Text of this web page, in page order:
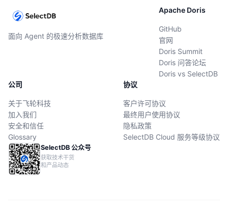
面向 Agent 的极速分析数据库
Apache Doris
GitHub
官网
Doris Summit
Doris 问答论坛
Doris vs SelectDB
公司
关于飞轮科技
加入我们
安全和信任
Glossary
协议
客户许可协议
最终用户使用协议
隐私政策
SelectDB Cloud 服务等级协议
SelectDB 公众号
获取技术干货
和产品动态